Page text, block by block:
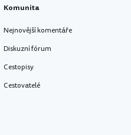
Komunita
Nejnovější komentáře
Diskuzní fórum
Cestopisy
Cestovatelé